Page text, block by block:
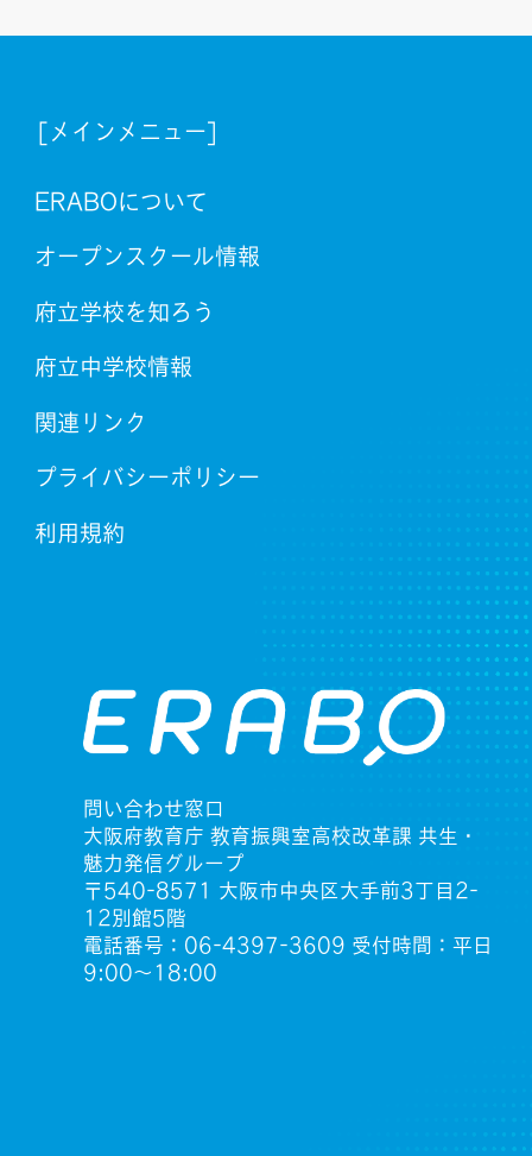
[メインメニュー]
ERABOについて
オープンスクール情報
府立学校を知ろう
府立中学校情報
関連リンク
プライバシーポリシー
利用規約
問い合わせ窓口
大阪府教育庁 教育振興室高校改革課 共生・
魅力発信グループ
〒540-8571 大阪市中央区大手前3丁目2-
12別館5階
電話番号：06-4397-3609 受付時間：平日
9:00〜18:00